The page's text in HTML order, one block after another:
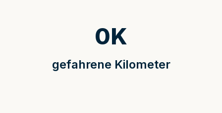
gefahrene Kilometer
0K